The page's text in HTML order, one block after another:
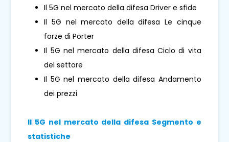
Il 5G nel mercato della difesa Driver e sfide
Il 5G nel mercato della difesa Le cinque
forze di Porter
Il 5G nel mercato della difesa Ciclo di vita
del settore
Il 5G nel mercato della difesa Andamento
dei prezzi
Il 5G nel mercato della difesa Segmento e
statistiche